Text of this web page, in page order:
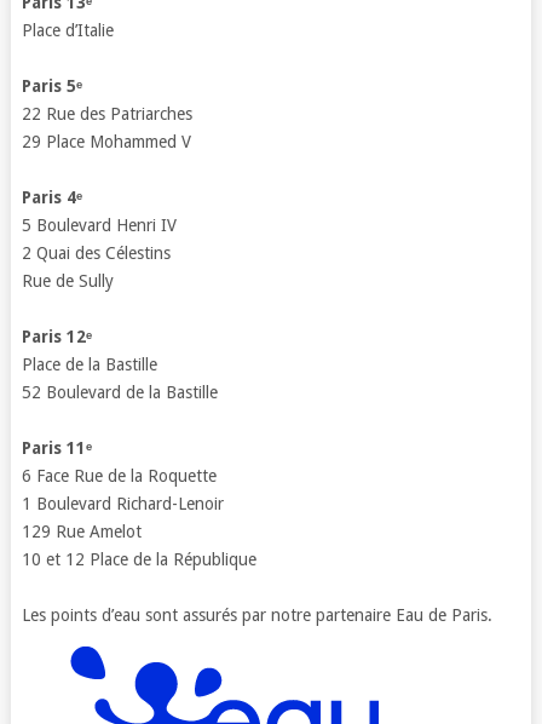
Place d’Italie
Paris 5ᵉ
22 Rue des Patriarches
29 Place Mohammed V
Paris 4ᵉ
5 Boulevard Henri IV
2 Quai des Célestins
Rue de Sully
Paris 12ᵉ
Place de la Bastille
52 Boulevard de la Bastille
Paris 11ᵉ
6 Face Rue de la Roquette
1 Boulevard Richard-Lenoir
129 Rue Amelot
10 et 12 Place de la République
Les points d’eau sont assurés par notre partenaire Eau de Paris.